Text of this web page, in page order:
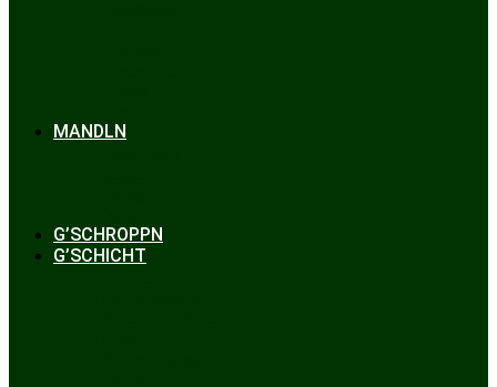
MANDLN
G’SCHROPPN
G’SCHICHT